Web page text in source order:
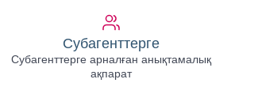
Субагенттерге
Субагенттерге арналған анықтамалық
ақпарат